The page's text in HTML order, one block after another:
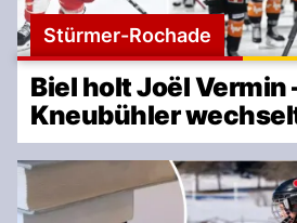
Stürmer-Rochade
Biel holt Joël Vermin
Kneubühler